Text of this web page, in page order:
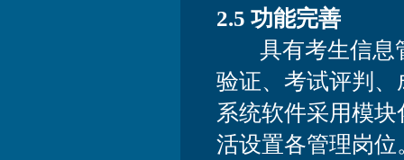
2.5 功能完善
具有考生信息管
验证、考试评判
系统软件采用模
活设置各管理岗位